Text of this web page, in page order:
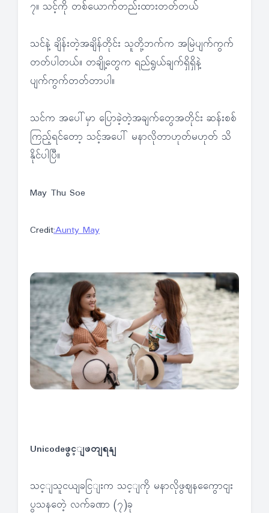
၇။ သင့်ကို တစ်ယောက်တည်းထားတတ်တယ်
သင်နဲ့ ချိန်းတဲ့အချိန်တိုင်း သူတို့ဘက်က အမြဲပျက်ကွက်
တတ်ပါတယ်။ တချို့တွေက ရည်ရွယ်ချက်ရှိရှိနဲ့
ပျက်ကွက်တတ်တာပါ။
သင်က အပေါ်မှာ ပြောခဲ့တဲ့အချက်တွေအတိုင်း ဆန်းစစ်
ကြည့်ရင်တော့ သင့်အပေါ် မနာလိုတာဟုတ်မဟုတ် သိ
နိုင်ပါပြီ။
May Thu Soe
Credit:Aunty May
Unicodeဖွင့ျဖတျရနျ
သင့ျသူငယျခငြျးက သင့ျကို မနာလိုဖွဈနကွေောငျး
ပွသနတေဲ့ လက်ခဏာ (၇)ခု